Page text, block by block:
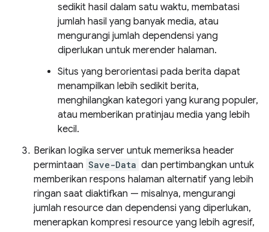
sedikit hasil dalam satu waktu, membatasi
jumlah hasil yang banyak media, atau
mengurangi jumlah dependensi yang
diperlukan untuk merender halaman.
Situs yang berorientasi pada berita dapat
menampilkan lebih sedikit berita,
menghilangkan kategori yang kurang populer,
atau memberikan pratinjau media yang lebih
kecil.
Berikan logika server untuk memeriksa header
permintaan Save-Data dan pertimbangkan untuk
memberikan respons halaman alternatif yang lebih
ringan saat diaktifkan — misalnya, mengurangi
jumlah resource dan dependensi yang diperlukan,
menerapkan kompresi resource yang lebih agresif,